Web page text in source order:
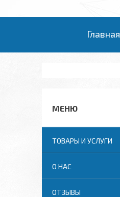
Главная
ТОВАРЫ И УСЛУГИ
О НАС
ОТЗЫВЫ